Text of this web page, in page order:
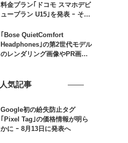
料金プラン｢ドコモ スマホデビ
ュープラン U15｣を発表 ｰ その
子割｣も
｢Bose QuietComfort
Headphones｣の第2世代モデル
のレンダリング画像やPR画像
人気記事
Google初の紛失防止タグ
｢Pixel Tag｣の価格情報が明ら
かに ｰ 8月13日に発表へ